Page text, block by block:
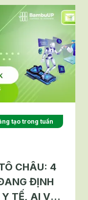
tạo trong tuần
CHÂU: 4
ĐỊNH
TẾ, AI VÀ